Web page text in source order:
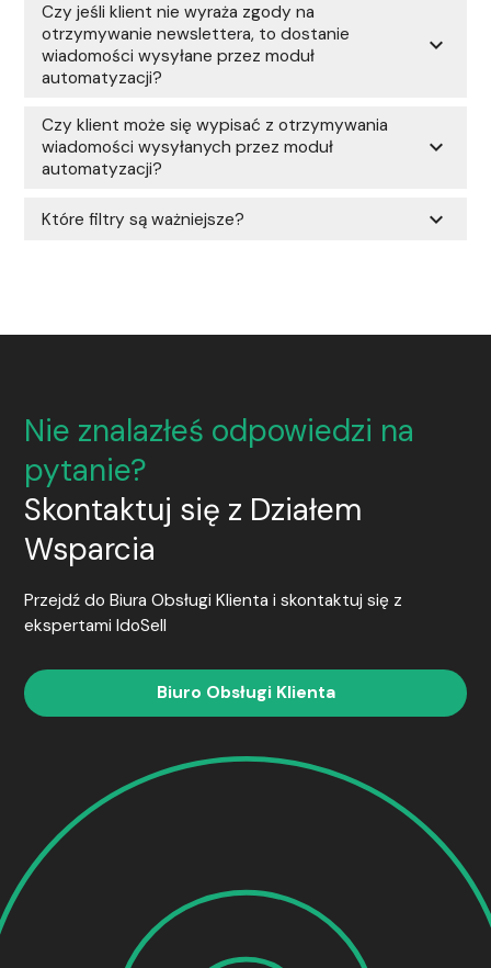
Czy jeśli klient nie wyraża zgody na
otrzymywanie newslettera, to dostanie
wiadomości wysyłane przez moduł
automatyzacji?
expand_more
Czy klient może się wypisać z otrzymywania
wiadomości wysyłanych przez moduł
automatyzacji?
expand_more
Które filtry są ważniejsze? expand_more
Nie znalazłeś odpowiedzi na
pytanie?
Skontaktuj się z Działem
Wsparcia
Przejdź do Biura Obsługi Klienta i skontaktuj się z
ekspertami IdoSell
Biuro Obsługi Klienta